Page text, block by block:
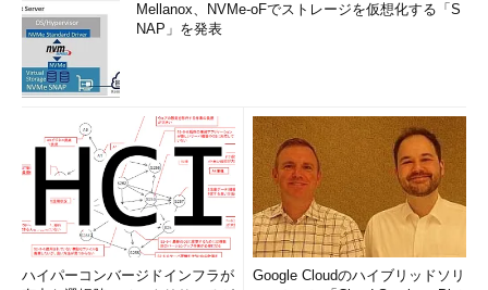
Mellanox、NVMe-oFでストレージを仮想化する「S
NAP」を発表
ハイパーコンバージドインフラが
Google Cloudのハイブリッドソリ